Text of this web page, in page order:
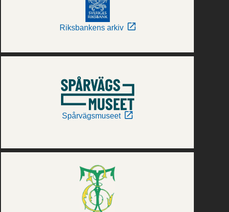
Riksbankens arkiv
Spårvägsmuseet